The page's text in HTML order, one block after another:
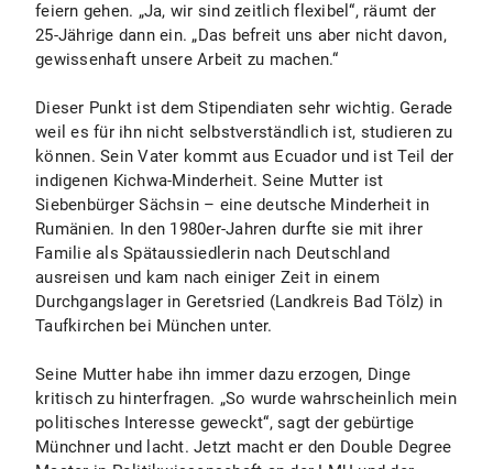
feiern gehen. „Ja, wir sind zeitlich flexibel“, räumt der
25-Jährige dann ein. „Das befreit uns aber nicht davon,
gewissenhaft unsere Arbeit zu machen.“
Dieser Punkt ist dem Stipendiaten sehr wichtig. Gerade
weil es für ihn nicht selbstverständlich ist, studieren zu
können. Sein Vater kommt aus Ecuador und ist Teil der
indigenen Kichwa-Minderheit. Seine Mutter ist
Siebenbürger Sächsin – eine deutsche Minderheit in
Rumänien. In den 1980er-Jahren durfte sie mit ihrer
Familie als Spätaussiedlerin nach Deutschland
ausreisen und kam nach einiger Zeit in einem
Durchgangslager in Geretsried (Landkreis Bad Tölz) in
Taufkirchen bei München unter.
Seine Mutter habe ihn immer dazu erzogen, Dinge
kritisch zu hinterfragen. „So wurde wahrscheinlich mein
politisches Interesse geweckt“, sagt der gebürtige
Münchner und lacht. Jetzt macht er den Double Degree